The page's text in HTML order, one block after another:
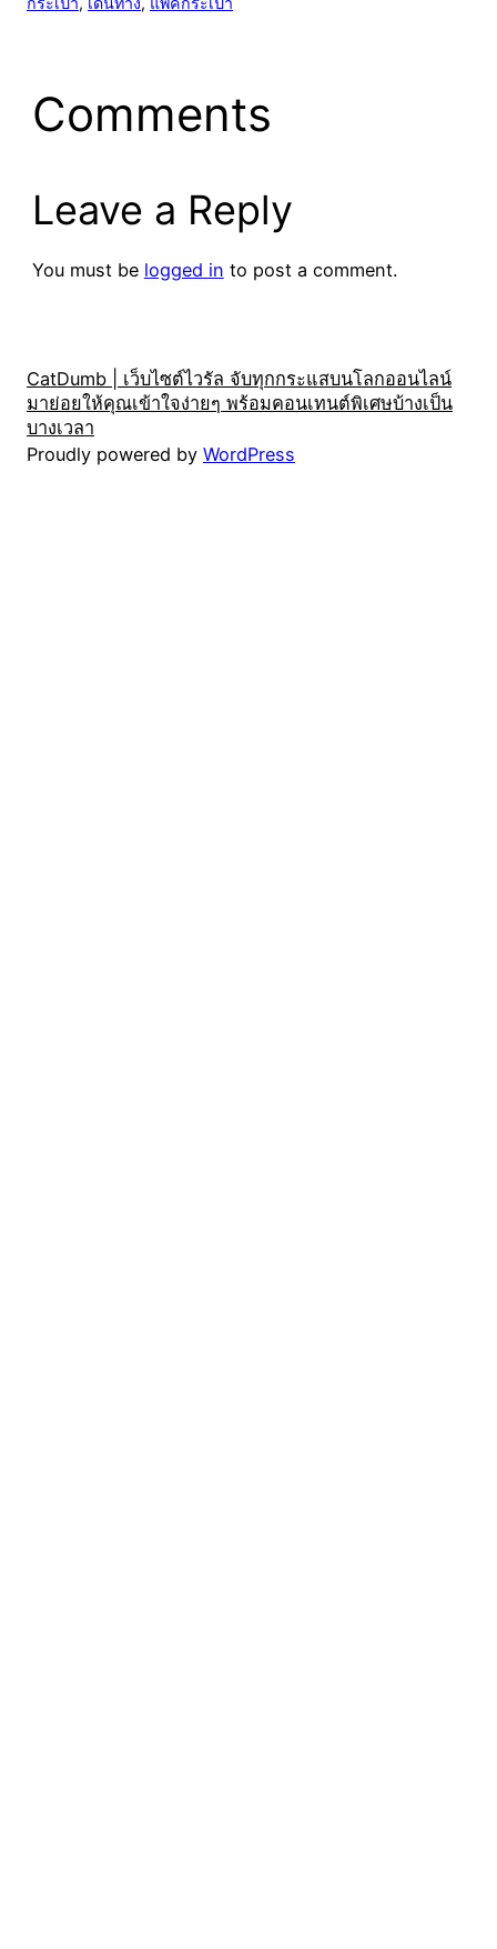
Comments
Leave a Reply
You must be logged in to post a comment.
CatDumb | เว็บไซต์ไวรัล จับทุกกระแสบนโลกออนไลน์
มาย่อยให้คุณเข้าใจง่ายๆ พร้อมคอนเทนต์พิเศษบ้างเป็น
บางเวลา
Proudly powered by WordPress